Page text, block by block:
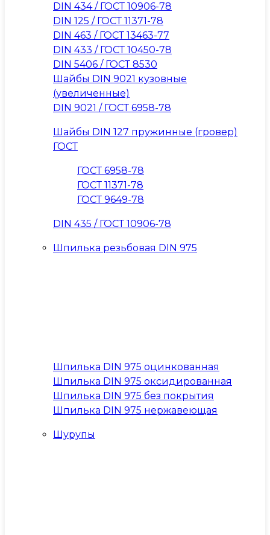
DIN 434 / ГОСТ 10906-78
DIN 125 / ГОСТ 11371-78
DIN 463 / ГОСТ 13463-77
DIN 433 / ГОСТ 10450-78
DIN 5406 / ГОСТ 8530
Шайбы DIN 9021 кузовные
(увеличенные)
DIN 9021 / ГОСТ 6958-78
Шайбы DIN 127 пружинные (гровер)
ГОСТ
ГОСТ 6958-78
ГОСТ 11371-78
ГОСТ 9649-78
DIN 435 / ГОСТ 10906-78
Шпилька резьбовая DIN 975
Шпилька DIN 975 оцинкованная
Шпилька DIN 975 оксидированная
Шпилька DIN 975 без покрытия
Шпилька DIN 975 нержавеющая
Шурупы